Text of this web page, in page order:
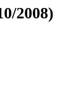
2008)